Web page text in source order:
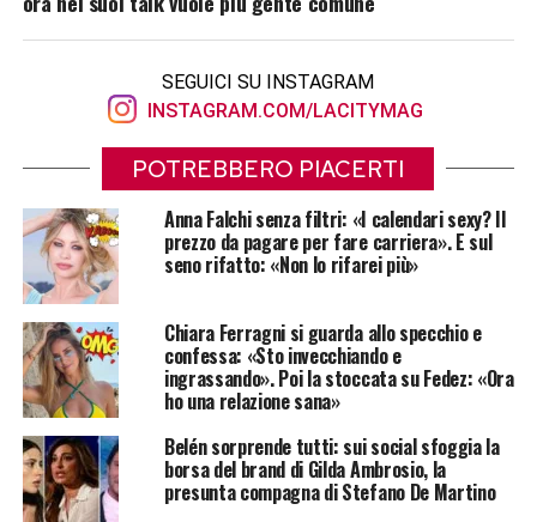
SEGUICI SU INSTAGRAM
INSTAGRAM.COM/LACITYMAG
POTREBBERO PIACERTI
Anna Falchi senza filtri: «I calendari sexy? Il
prezzo da pagare per fare carriera». E sul
seno rifatto: «Non lo rifarei più»
Chiara Ferragni si guarda allo specchio e
confessa: «Sto invecchiando e
ingrassando». Poi la stoccata su Fedez: «Ora
ho una relazione sana»
Belén sorprende tutti: sui social sfoggia la
borsa del brand di Gilda Ambrosio, la
presunta compagna di Stefano De Martino